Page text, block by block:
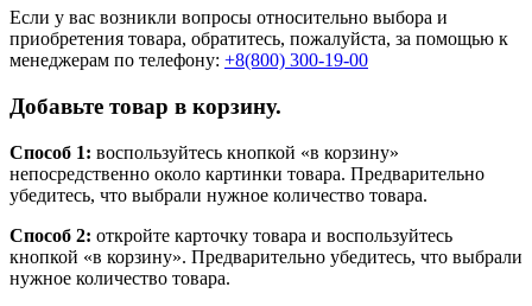
Если у вас возникли вопросы относительно выбора и
приобретения товара, обратитесь, пожалуйста, за помощью к
менеджерам по телефону: +8(800) 300-19-00
Добавьте товар в корзину.
Способ 1: воспользуйтесь кнопкой «в корзину»
непосредственно около картинки товара. Предварительно
убедитесь, что выбрали нужное количество товара.
Способ 2: откройте карточку товара и воспользуйтесь
кнопкой «в корзину». Предварительно убедитесь, что выбрали
нужное количество товара.